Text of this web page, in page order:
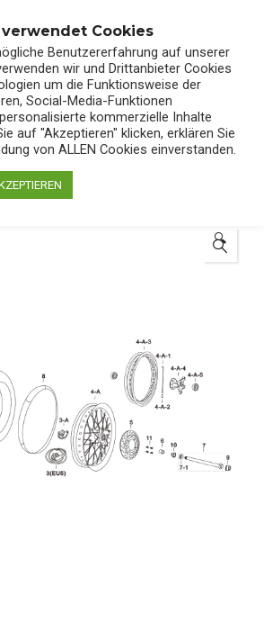
🔍
Cookies
Benutzererfahrung auf unserer
wir und Drittanbieter Cookies
um die Funktionsweise der
Social-Media-Funktionen
kommerzielle Inhalte
auf "Akzeptieren" klicken, erklären Sie
von ALLEN Cookies einverstanden.